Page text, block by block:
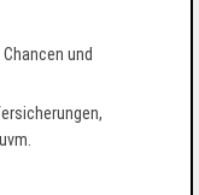
und